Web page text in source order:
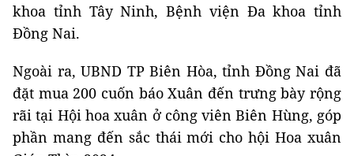
khoa tỉnh Tây Ninh, Bệnh viện Đa khoa tỉnh
Đồng Nai.
Ngoài ra, UBND TP Biên Hòa, tỉnh Đồng Nai đã
đặt mua 200 cuốn báo Xuân đến trưng bày rộng
rãi tại Hội hoa xuân ở công viên Biên Hùng, góp
phần mang đến sắc thái mới cho hội Hoa xuân